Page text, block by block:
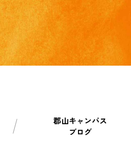
郡山キャンパス
ブログ